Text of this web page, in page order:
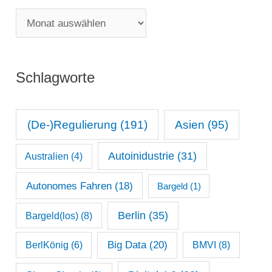
n
o
a
a
h
Schlagworte
(De-)Regulierung (191) Asien (95)
Australien (4) Autoinidustrie(31)
Autonomes Fahren(18) Bargeld(1)
Bargeld(los)(8) Berlin (35)
BerlKönig (6) Big Data(20) BMVI (8)